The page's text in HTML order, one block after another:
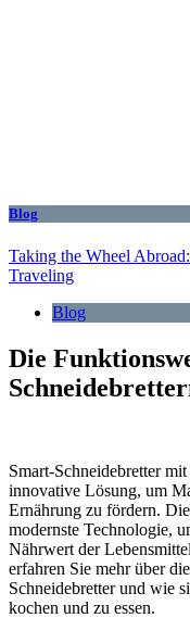
Blog
Taking the Wheel
Traveling
Blog
Die
Smart-Schneidebretter
innovative Lösung, um
Ernährung zu fördern.
modernste Technologie,
Nährwert der
erfahren Sie mehr über
Schneidebretter und wie
kochen und zu essen.